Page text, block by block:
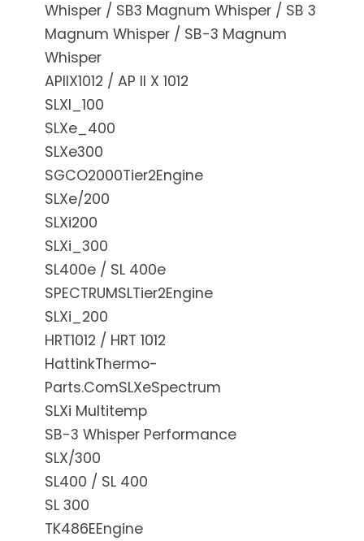
Whisper / SB3 Magnum Whisper / SB 3
Magnum Whisper / SB-3 Magnum
Whisper
APIIX1012 / AP II X 1012
SLXI_100
SLXe_400
SLXe300
SGCO2000Tier2Engine
SLXe/200
SLXi200
SLXi_300
SL400e / SL 400e
SPECTRUMSLTier2Engine
SLXi_200
HRT1012 / HRT 1012
HattinkThermo-
Parts.ComSLXeSpectrum
SLXi Multitemp
SB-3 Whisper Performance
SLX/300
SL400 / SL 400
SL 300
TK486EEngine